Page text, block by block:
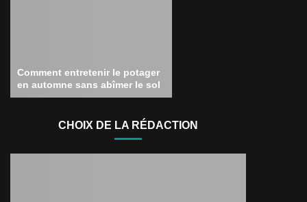
Comment entretenir le potager
en automne sans abîmer le sol
CHOIX DE LA RÉDACTION